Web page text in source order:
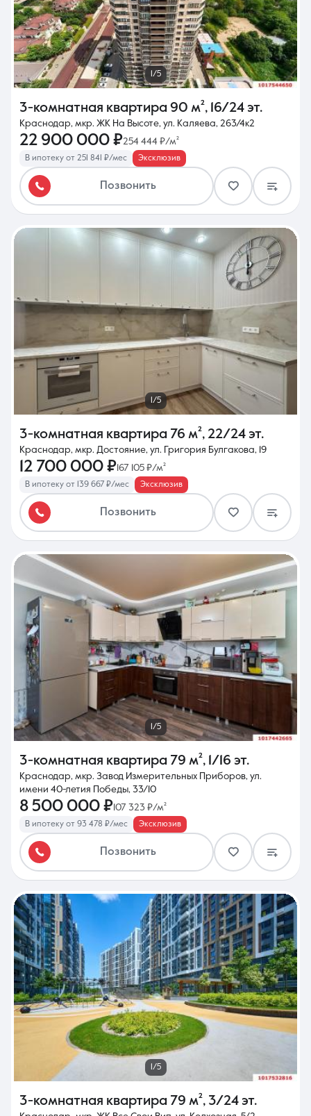
1/5
3-комнатная квартира 90 м², 16/24 эт.
Краснодар, мкр. ЖК На Высоте, ул. Каляева, 263/4к2
22 900 000 ₽254 444 ₽/м²
В ипотеку от 251 841 ₽/мес Эксклюзив
Позвонить
1/5
3-комнатная квартира 76 м², 22/24 эт.
Краснодар, мкр. Достояние, ул. Григория Булгакова, 19
12 700 000 ₽ 167 105 ₽/м²
В ипотеку от 139 667 ₽/мес Эксклюзив
Позвонить
1/5
3-комнатная квартира 79 м², 1/16 эт.
Краснодар, мкр. Завод Измерительных Приборов, ул.
имени 40-летия Победы, 33/10
8 500 000 ₽ 107 323 ₽/м²
В ипотеку от 93 478 ₽/мес Эксклюзив
Позвонить
1/5
3-комнатная квартира 79 м², 3/24 эт.